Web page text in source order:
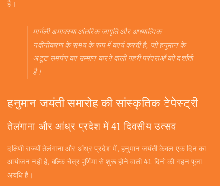
है।
मार्गली अमावस्या आंतरिक जागृति और आध्यात्मिक
नवीनीकरण के समय के रूप में कार्य करती है, जो हनुमान के
अटूट समर्पण का सम्मान करने वाली गहरी परंपराओं को दर्शाती
है।
हनुमान जयंती समारोह की सांस्कृतिक टेपेस्ट्री
तेलंगाना और आंध्र प्रदेश में 41 दिवसीय उत्सव
दक्षिणी राज्यों तेलंगाना और आंध्र प्रदेश में, हनुमान जयंती केवल एक दिन का
आयोजन नहीं है, बल्कि चैत्र पूर्णिमा से शुरू होने वाली 41 दिनों की गहन पूजा
अवधि है।